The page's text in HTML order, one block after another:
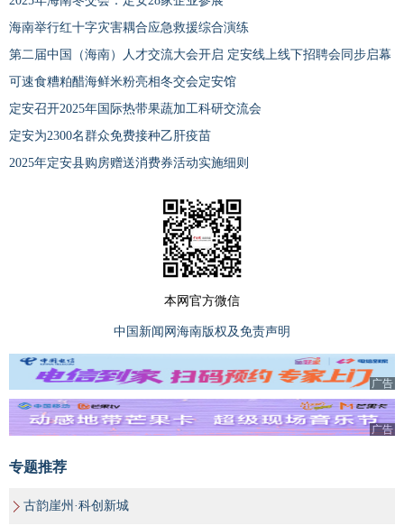
海南举行红十字灾害耦合应急救援综合演练
第二届中国（海南）人才交流大会开启 定安线上线下招聘会同步启幕
可速食糟粕醋海鲜米粉亮相冬交会定安馆
定安召开2025年国际热带果蔬加工科研交流会
定安为2300名群众免费接种乙肝疫苗
2025年定安县购房赠送消费券活动实施细则
本网官方微信
中国新闻网海南版权及免责声明
广告
广告
专题推荐
古韵崖州·科创新城